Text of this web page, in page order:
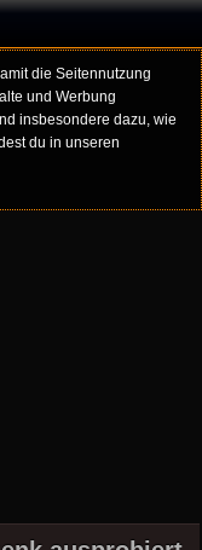
die Seitennutzung
und Werbung
insbesondere dazu, wie
du in unseren